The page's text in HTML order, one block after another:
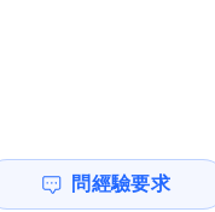
問經驗要求